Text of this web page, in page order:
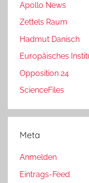
Apollo News
Zettels Raum
Hadmut Danisch
Europäisches
Opposition 24
ScienceFiles
Meta
Anmelden
Eintrags-Feed